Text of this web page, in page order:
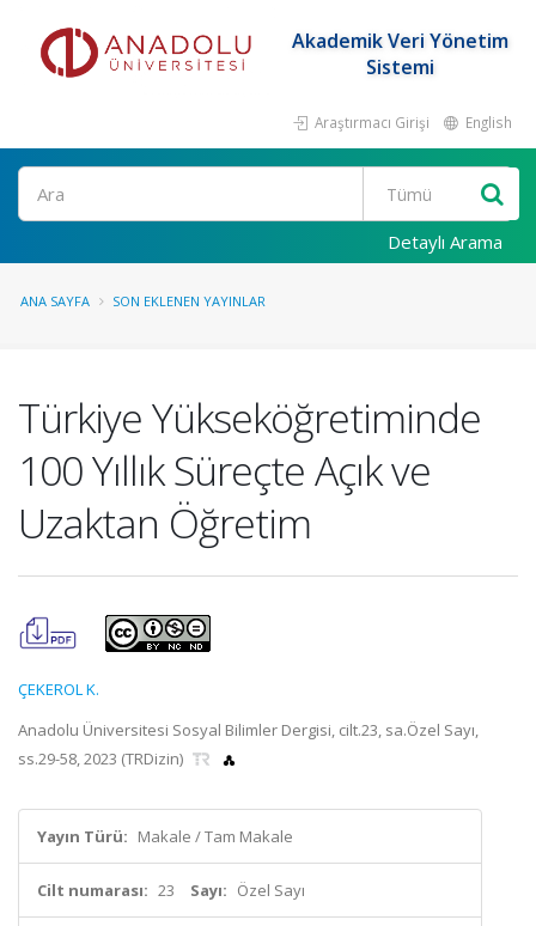
Akademik Veri Yönetim
Sistemi
Araştırmacı Girişi English
Ara
Detaylı Arama
ANA SAYFA SON EKLENEN YAYINLAR
Türkiye Yükseköğretiminde
100 Yıllık Süreçte Açık ve
Uzaktan Öğretim
ÇEKEROL K.
Anadolu Üniversitesi Sosyal Bilimler Dergisi, cilt.23, sa.Özel Sayı,
ss.29-58, 2023 (TRDizin)
Yayın Türü: Makale / Tam Makale
Cilt numarası: 23 Sayı: Özel Sayı